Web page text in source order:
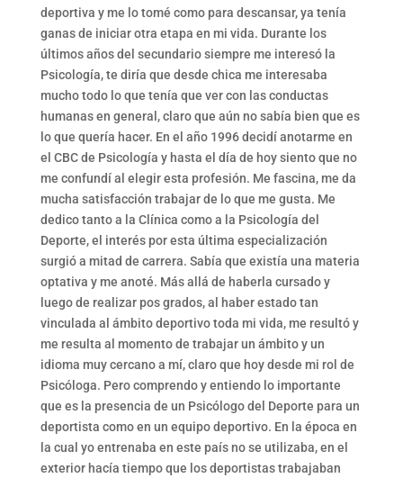
deportiva y me lo tomé como para descansar, ya tenía
ganas de iniciar otra etapa en mi vida. Durante los
últimos años del secundario siempre me interesó la
Psicología, te diría que desde chica me interesaba
mucho todo lo que tenía que ver con las conductas
humanas en general, claro que aún no sabía bien que es
lo que quería hacer. En el año 1996 decidí anotarme en
el CBC de Psicología y hasta el día de hoy siento que no
me confundí al elegir esta profesión. Me fascina, me da
mucha satisfacción trabajar de lo que me gusta. Me
dedico tanto a la Clínica como a la Psicología del
Deporte, el interés por esta última especialización
surgió a mitad de carrera. Sabía que existía una materia
optativa y me anoté. Más allá de haberla cursado y
luego de realizar pos grados, al haber estado tan
vinculada al ámbito deportivo toda mi vida, me resultó y
me resulta al momento de trabajar un ámbito y un
idioma muy cercano a mí, claro que hoy desde mi rol de
Psicóloga. Pero comprendo y entiendo lo importante
que es la presencia de un Psicólogo del Deporte para un
deportista como en un equipo deportivo. En la época en
la cual yo entrenaba en este país no se utilizaba, en el
exterior hacía tiempo que los deportistas trabajaban